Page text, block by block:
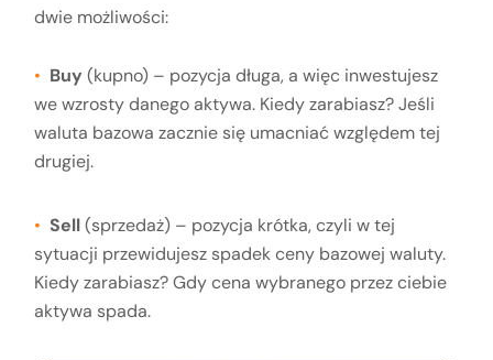
dwie możliwości:
Buy (kupno) – pozycja długa, a więc inwestujesz
we wzrosty danego aktywa. Kiedy zarabiasz? Jeśli
waluta bazowa zacznie się umacniać względem tej
drugiej.
Sell(sprzedaż) – pozycja krótka, czyli w tej
sytuacji przewidujesz spadek ceny bazowej waluty.
Kiedy zarabiasz? Gdy cena wybranego przez ciebie
aktywa spada.